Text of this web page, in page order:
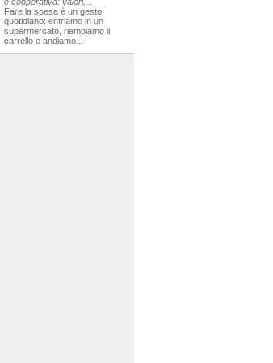
Fare la spesa è un gesto
quotidiano: entriamo in un
supermercato, riempiamo il
carrello e andiamo...